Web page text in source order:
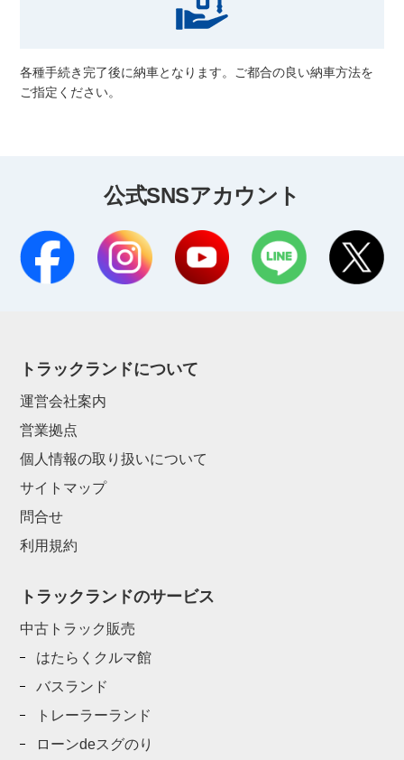
各種手続き完了後に納車となります。ご都合の良い納車方法を
ご指定ください。
公式SNSアカウント
トラックランドについて
運営会社案内
営業拠点
個人情報の取り扱いについて
サイトマップ
問合せ
利用規約
トラックランドのサービス
中古トラック販売
はたらくクルマ館
バスランド
トレーラーランド
ローンdeスグのり